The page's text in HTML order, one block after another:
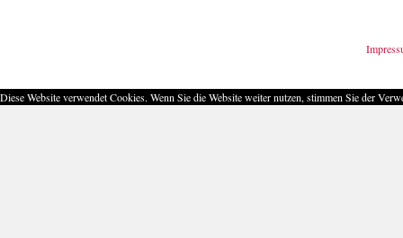
Diese Website verwendet Cookies. Wenn Sie die Website weiter nutzen, stimmen Sie der